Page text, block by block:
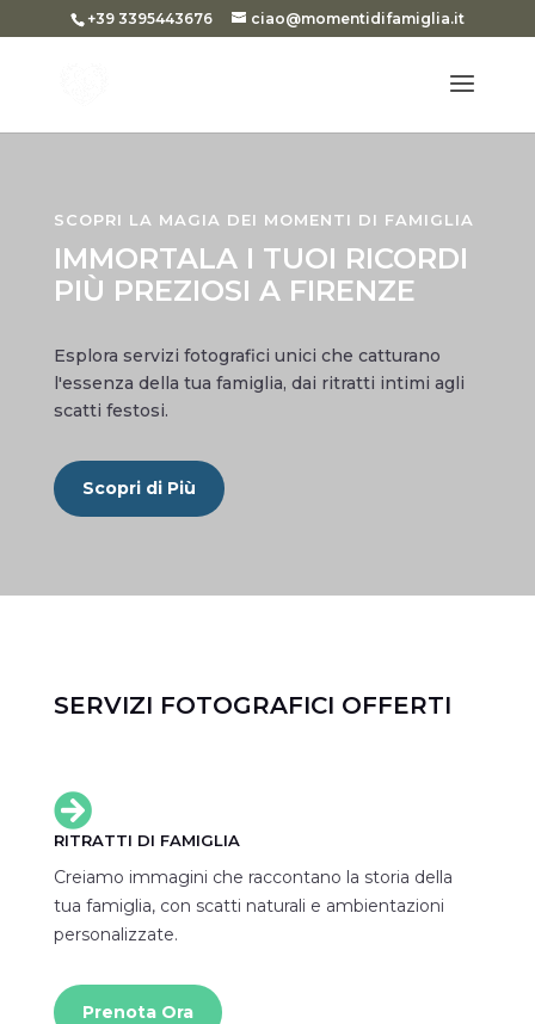
+39 3395443676 ciao@momentidifamiglia.it
SCOPRI LA MAGIA DEI MOMENTI DI FAMIGLIA
IMMORTALA I TUOI RICORDI
PIÙ PREZIOSI A FIRENZE
Esplora servizi fotografici unici che catturano
l'essenza della tua famiglia, dai ritratti intimi agli
scatti festosi.
Scopri di Più
SERVIZI FOTOGRAFICI OFFERTI

RITRATTI DI FAMIGLIA
Creiamo immagini che raccontano la storia della
tua famiglia, con scatti naturali e ambientazioni
personalizzate.
Prenota Ora